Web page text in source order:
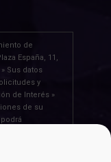
de
España, 11,
Sus datos
y
de Interés »
de su
previo,